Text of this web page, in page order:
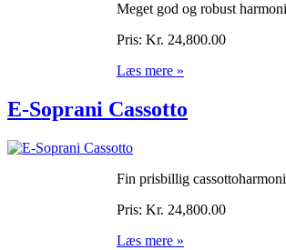
Meget god og robust
Pris: Kr. 24,800.00
Læs mere »
E-Soprani Cassotto
Fin prisbillig
Pris: Kr. 24,800.00
Læs mere »